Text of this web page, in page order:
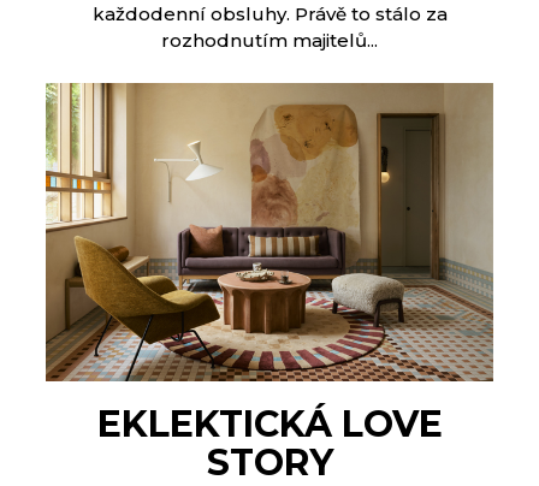
každodenní obsluhy. Právě to stálo za
rozhodnutím majitelů...
EKLEKTICKÁ LOVE
STORY